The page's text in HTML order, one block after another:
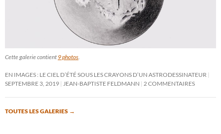
Cette galerie contient 9 photos.
EN IMAGES : LE CIEL D’ÉTÉ SOUS LES CRAYONS D’UN ASTRODESSINATEUR
SEPTEMBRE 3, 2019 JEAN-BAPTISTE FELDMANN 2 COMMENTAIRES
TOUTES LES GALERIES →